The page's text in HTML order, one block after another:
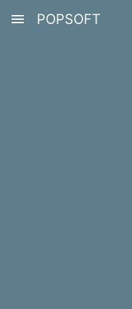
menu POPSOFT